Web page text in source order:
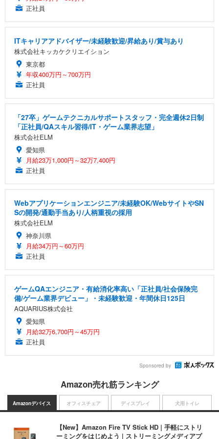
正社員
ITキャリアアドバイザー/未経験歓迎/昇給あり/賞与あり
株式会社キッカケクリエイション
東京都
年収400万円～700万円
正社員
「27卒」ゲームテクニカルサポートスタッフ・完全週休2日制
「正社員/QAスキル習得/IT・ゲーム業界志望」
株式会社ELM
愛知県
月給23万1,000円～32万7,400円
正社員
Webアプリケーションエンジニア/未経験OK/WebサイトやSN
Sの開発/通勤手当あり/人柄重視の採用
株式会社ELM
神奈川県
月給34万円～60万円
正社員
ゲームQAエンジニア・有給消化率高い「正社員/社会保険完
備/ゲーム業界デビュー」・未経験歓迎・年間休日125日
AQUARIUS株式会社
愛知県
月給32万6,700円～45万円
正社員
Sponsored by
Amazon売れ筋ランキング
Amazonデバイス
【New】Amazon Fire TV Stick HD | 手軽にストリ
ーミングをはじめよう | ストリーミングメディアプ
オフィスチェア ディスプレイ 犬用トイレ